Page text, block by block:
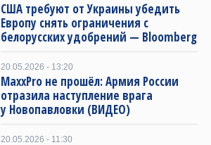
США требуют от Украины убедить
Европу снять ограничения с
белорусских удобрений — Bloomberg
20.05.2026 - 13:20
MaxxPro не прошёл: Армия России
отразила наступление врага
у Новопавловки (ВИДЕО)
20.05.2026 - 11:30